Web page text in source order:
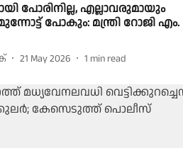
പോരിനില്ല, എല്ലാവരുമായും
പോകും: മന്ത്രി റോജി എം.
21 May 2026 1 min read